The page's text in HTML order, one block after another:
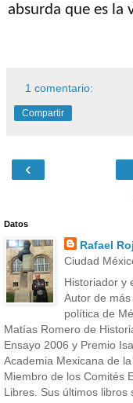
absurda que es la
1 comentario:
Compartir
‹
Datos
Rafael
Ciudad
Historiador y
Autor de
política de
Matías Romero de
Ensayo 2006 y Premio
Academia Mexicana de
Miembro de los Comités
Libres. Sus últimos libros